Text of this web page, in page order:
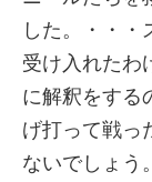
した。・・・
受け入れたわ
に解釈をする
げ打って戦っ
ないでしょう